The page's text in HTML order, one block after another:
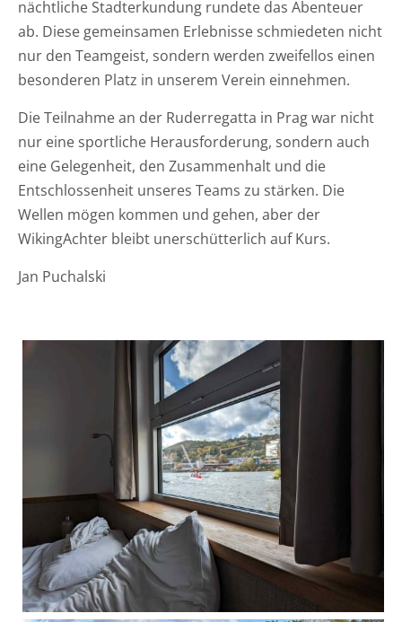
nächtliche Stadterkundung rundete das Abenteuer
ab. Diese gemeinsamen Erlebnisse schmiedeten nicht
nur den Teamgeist, sondern werden zweifellos einen
besonderen Platz in unserem Verein einnehmen.
Die Teilnahme an der Ruderregatta in Prag war nicht
nur eine sportliche Herausforderung, sondern auch
eine Gelegenheit, den Zusammenhalt und die
Entschlossenheit unseres Teams zu stärken. Die
Wellen mögen kommen und gehen, aber der
WikingAchter bleibt unerschütterlich auf Kurs.
Jan Puchalski